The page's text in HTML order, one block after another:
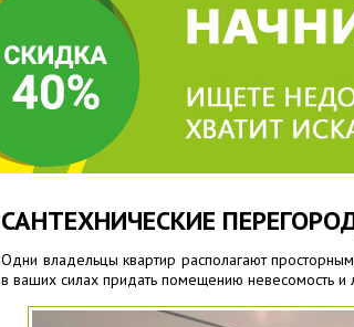
САНТЕХНИЧЕСКИЕ
Одни владельцы квартир располагают
в ваших силах придать помещению невесомость и